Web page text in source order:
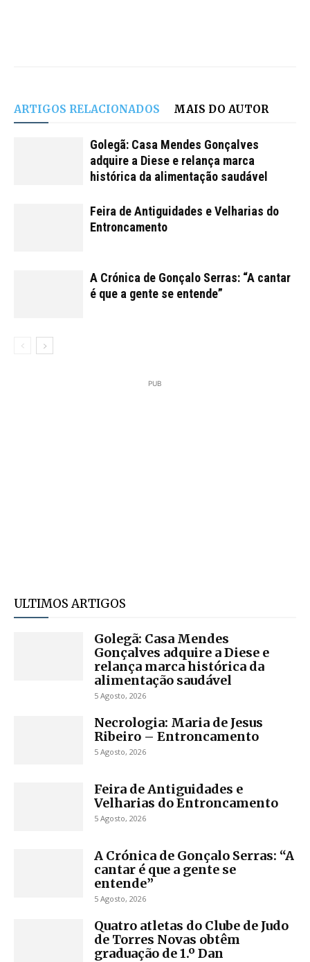
ARTIGOS RELACIONADOS MAIS DO AUTOR
Golegã: Casa Mendes Gonçalves
adquire a Diese e relança marca
histórica da alimentação saudável
Feira de Antiguidades e Velharias do
Entroncamento
A Crónica de Gonçalo Serras: “A cantar
é que a gente se entende”
PUB
ULTIMOS ARTIGOS
Golegã: Casa Mendes
Gonçalves adquire a Diese e
relança marca histórica da
alimentação saudável
5 Agosto, 2026
Necrologia: Maria de Jesus
Ribeiro – Entroncamento
5 Agosto, 2026
Feira de Antiguidades e
Velharias do Entroncamento
5 Agosto, 2026
A Crónica de Gonçalo Serras: “A
cantar é que a gente se
entende”
5 Agosto, 2026
Quatro atletas do Clube de Judo
de Torres Novas obtêm
graduação de 1.º Dan